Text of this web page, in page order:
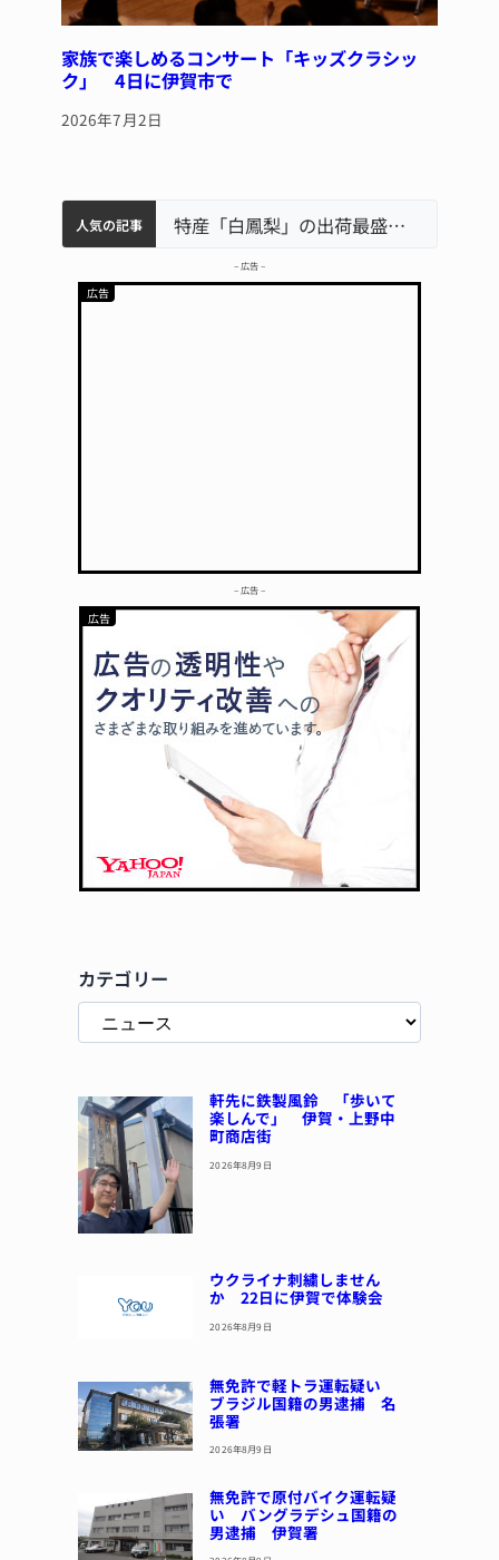
家族で楽しめるコンサート「キッズクラシッ
ク」 4日に伊賀市で
2026年7月2日
人気の記事
名張市水道料金47％値上げへ 答申案、審議会で大筋まとまる
中学校の陶壁モニュメント 地元建設会社がボランティアで清掃 伊賀名張市立病院のDMAT、熊本地震の被災地へ 能登以来3回目の派遣 特産「白鳳梨」の出荷最盛期 直売所にぎわう 伊賀
– 広告 –
– 広告 –
カテゴリー
軒先に鉄製風鈴 「歩いて
楽しんで」 伊賀・上野中
町商店街
2026年8月9日
ウクライナ刺繍しません
か 22日に伊賀で体験会
2026年8月9日
無免許で軽トラ運転疑い
ブラジル国籍の男逮捕 名
張署
2026年8月9日
無免許で原付バイク運転疑
い バングラデシュ国籍の
男逮捕 伊賀署